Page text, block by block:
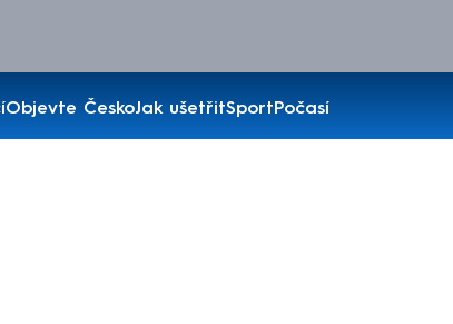
Objevte ČeskoJak ušetřitSportPočasí